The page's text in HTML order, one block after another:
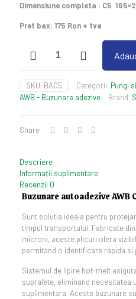
Dimensiune completa : C5
Pret bax: 175 Ron + tva
AWB
set
1000
SKU: BAC5 Categorii: Pungi
AWB - Buzunare adezive
Brand:
Share
Descriere
Informații suplimentare
Recenzii 0
Buzunare autoadezive AWB
Sunt solutia ideala pentru
timpul transportului. Fabricate
microni, aceste plicuri ofera
permitand o identificare rapida si
Sistemul de lipire hot-melt
suprafete, eliminand necesitatea
suplimentara. Aceste buzunare